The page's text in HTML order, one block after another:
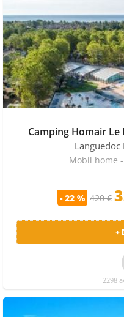
Camping Homair Le
Languedoc
Mobil home
- 22 % 420 €
+
2298